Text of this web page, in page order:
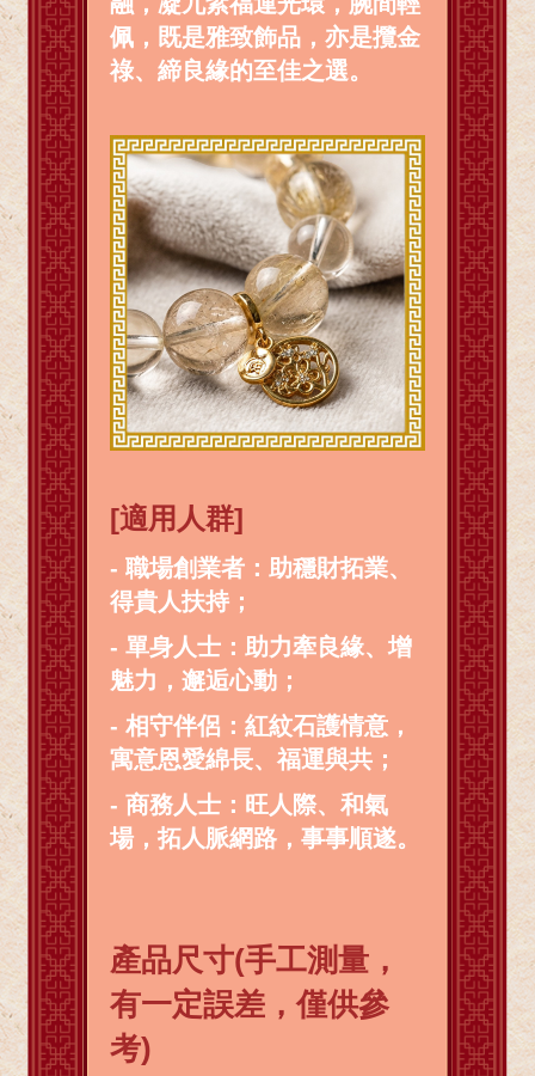
佩，既是雅致飾品，亦是攬金
祿、締良緣的至佳之選。
[適用人群]
- 職場創業者：助穩財拓業、
得貴人扶持；
- 單身人士：助力牽良緣、增
魅力，邂逅心動；
- 相守伴侶：紅紋石護情意，
寓意恩愛綿長、福運與共；
- 商務人士：旺人際、和氣
場，拓人脈網路，事事順遂。
產品尺寸(手工測量，
有一定誤差，僅供參
考)